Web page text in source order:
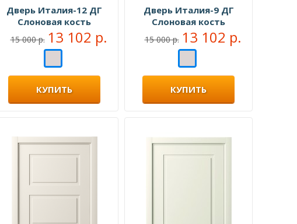
Дверь Италия-12 ДГ
Слоновая кость
15 000 р. 13 102 р.
КУПИТЬ
Дверь Италия-9 ДГ
Слоновая кость
15 000 р. 13 102 р.
КУПИТЬ